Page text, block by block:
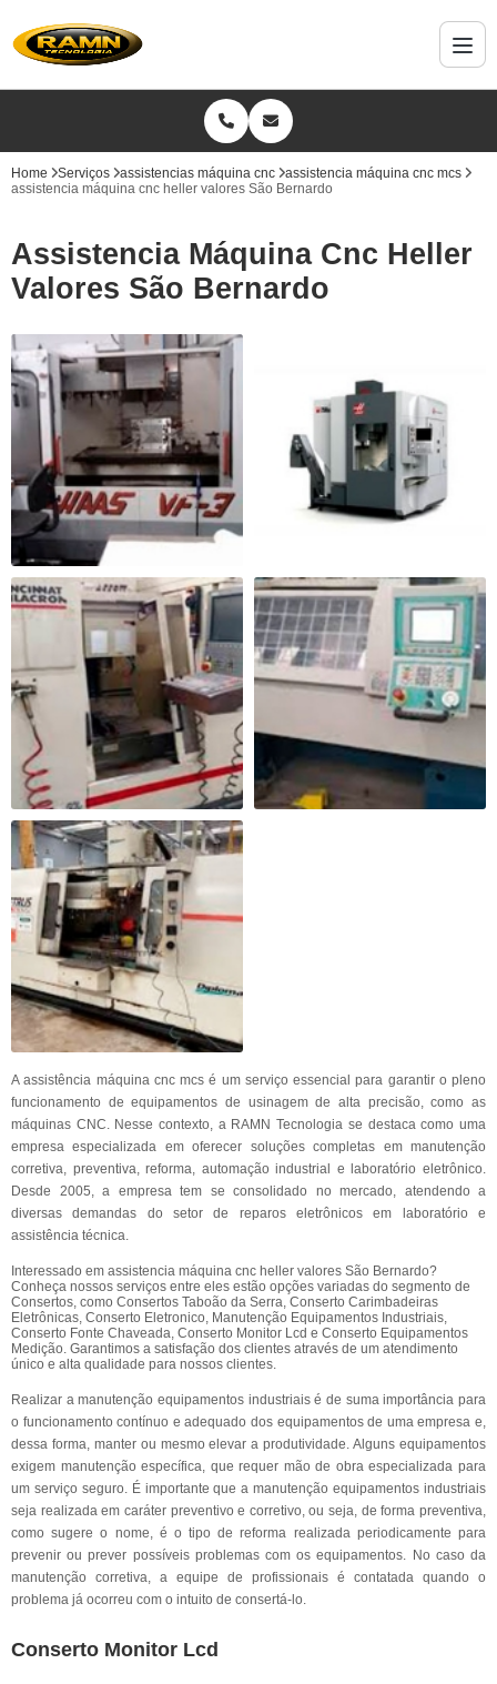
Home Serviços assistencias máquina cnc
assistencia máquina cnc mcs
assistencia máquina cnc heller valores São Bernardo
Assistencia Máquina Cnc Heller
Valores São Bernardo
A assistência máquina cnc mcs é um serviço essencial para garantir o pleno
funcionamento de equipamentos de usinagem de alta precisão, como as
máquinas CNC. Nesse contexto, a RAMN Tecnologia se destaca como uma
empresa especializada em oferecer soluções completas em manutenção
corretiva, preventiva, reforma, automação industrial e laboratório eletrônico.
Desde 2005, a empresa tem se consolidado no mercado, atendendo a
diversas demandas do setor de reparos eletrônicos em laboratório e
assistência técnica.
Interessado em assistencia máquina cnc heller valores São Bernardo?
Conheça nossos serviços entre eles estão opções variadas do segmento de
Consertos, como Consertos Taboão da Serra, Conserto Carimbadeiras
Eletrônicas, Conserto Eletronico, Manutenção Equipamentos Industriais,
Conserto Fonte Chaveada, Conserto Monitor Lcd e Conserto Equipamentos
Medição. Garantimos a satisfação dos clientes através de um atendimento
único e alta qualidade para nossos clientes.
Realizar a manutenção equipamentos industriais é de suma importância para
o funcionamento contínuo e adequado dos equipamentos de uma empresa e,
dessa forma, manter ou mesmo elevar a produtividade. Alguns equipamentos
exigem manutenção específica, que requer mão de obra especializada para
um serviço seguro. É importante que a manutenção equipamentos industriais
seja realizada em caráter preventivo e corretivo, ou seja, de forma preventiva,
como sugere o nome, é o tipo de reforma realizada periodicamente para
prevenir ou prever possíveis problemas com os equipamentos. No caso da
manutenção corretiva, a equipe de profissionais é contatada quando o
problema já ocorreu com o intuito de consertá-lo.
Conserto Monitor Lcd